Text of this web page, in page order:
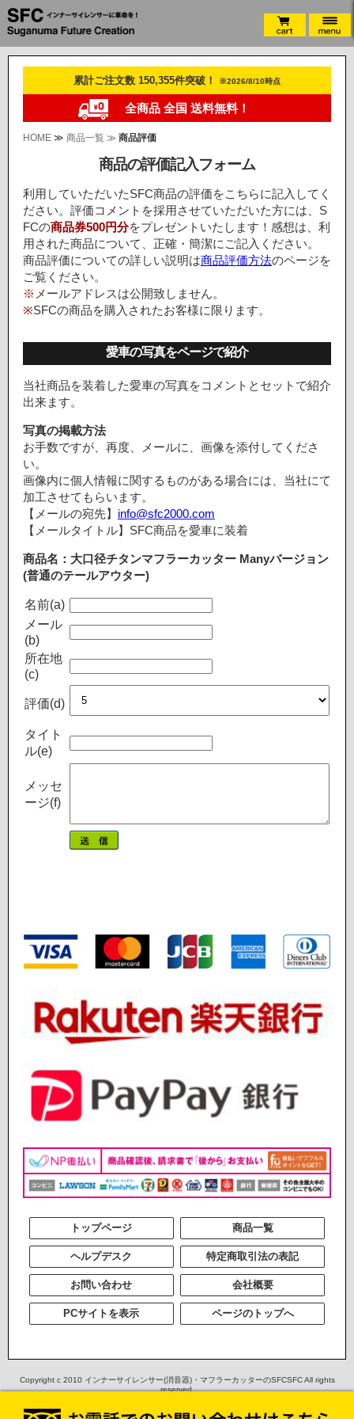
累計ご注文数 150,355件突破！ ※2026/8/10時点
全商品 全国 送料無料！
HOME≫ 商品一覧≫ 商品評価
商品の評価記入フォーム
利用していただいたSFC商品の評価をこちらに記入してく
ださい。評価コメントを採用させていただいた方には、S
FCの商品券500円分をプレゼントいたします！感想は、利
用された商品について、正確・簡潔にご記入ください。
商品評価についての詳しい説明は商品評価方法のページを
ご覧ください。
※ メールアドレスは公開致しません。
※SFCの商品を購入されたお客様に限ります。
愛車の写真をページで紹介
当社商品を装着した愛車の写真をコメントとセットで紹介
出来ます。
写真の掲載方法
お手数ですが、再度、メールに、画像を添付してくださ
い。
画像内に個人情報に関するものがある場合には、当社にて
加工させてもらいます。
【メールの宛先】 info@sfc2000.com
【メールタイトル】SFC商品を愛車に装着
商品名：大口径チタンマフラーカッター Manyバージョン
(普通のテールアウター)
名前(a)
メール
(b)
所在地
(c)
評価(d)
タイト
ル(e)
メッセ
ージ(f)
トップページ 商品一覧
ヘルプデスク 特定商取引法の表記
お問い合わせ 会社概要
PCサイトを表示 ページのトップへ
Copyright c 2010 インナーサイレンサー(消音器)・マフラーカッターのSFCSFCAll rights
reserved.